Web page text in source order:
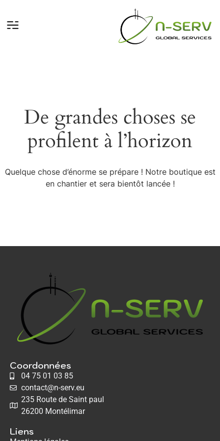
De grandes choses se
profilent à l’horizon
Quelque chose d’énorme se prépare ! Notre boutique est
en chantier et sera bientôt lancée !
Coordonnées
04 75 01 03 85
contact@n-serv.eu
235 Route de Saint paul
26200 Montélimar
Liens